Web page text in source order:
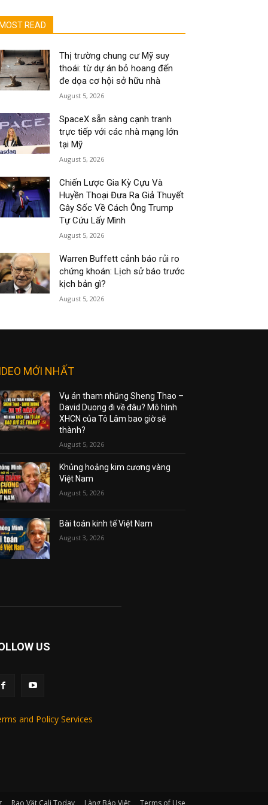
MOST READ
Thị trường chung cư Mỹ suy
thoái: từ dự án bỏ hoang đến
đe dọa cơ hội sở hữu nhà
August 5, 2026
SpaceX sẵn sàng cạnh tranh
trực tiếp với các nhà mạng lớn
tại Mỹ
August 5, 2026
Chiến Lược Gia Kỳ Cựu Và
Huyền Thoại Đưa Ra Giả Thuyết
Gây Sốc Về Cách Ông Trump
Tự Cứu Lấy Mình
August 5, 2026
Warren Buffett cảnh báo rủi ro
chứng khoán: Lịch sử báo trước
kịch bản gì?
August 5, 2026
MỚI NHẤT
Vụ án tham nhũng Sheng Thao –
David Duong đi về đâu? Mô hình
XHCN của Tô Lâm bao giờ sẽ
thành?
August 5, 2026
Khủng hoảng kim cương vàng
Việt Nam
August 5, 2026
Bài toán kinh tế Việt Nam
August 3, 2026
US
and Policy Services
Rao Vặt Cali Today Làng Báo Việt Terms of Use